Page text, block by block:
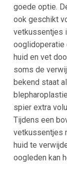
goede optie.
ook geschikt
vetkussentjes
ooglidoperatie
huid en vet
soms de
bekend staat
spier extra
Tijdens een
vetkussentjes
huid te
oogleden kan